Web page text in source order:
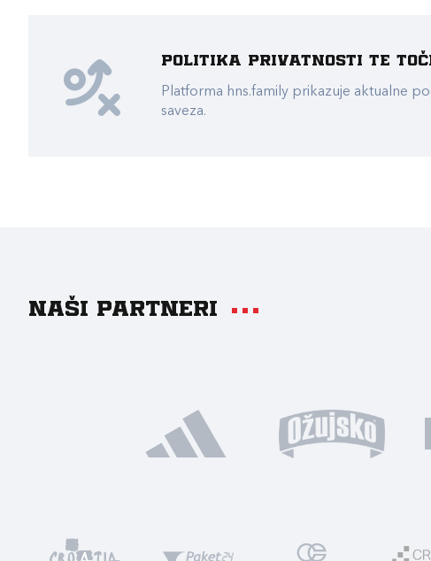
Politika privatnosti te
Platforma hns.family prikazuje aktualne
saveza.
Naši partneri